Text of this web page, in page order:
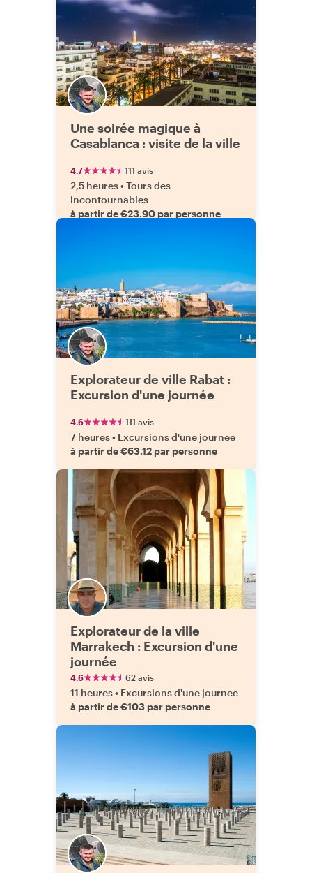
Une soirée magique à
Casablanca : visite de la ville
4.7 111 avis
2,5 heures•Tours des
incontournables
à partir de €23.90 par personne
Explorateur de ville Rabat :
Excursion d'une journée
4.6 111 avis
7 heures• Excursions d'une journee
à partir de €63.12 par personne
Explorateur de la ville
Marrakech : Excursion d'une
journée
4.6 62 avis
11 heures• Excursions d'une journee
à partir de €103 par personne